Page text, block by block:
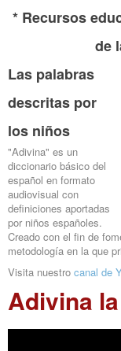
* Recursos
de
Las palabras
descritas por
los niños
"Adivina" es un
diccionario básico del
español en formato
audiovisual con
definiciones aportadas
por niños españoles.
Creado con el fin de
metodología en la que
Visita nuestro canal de
Adivina